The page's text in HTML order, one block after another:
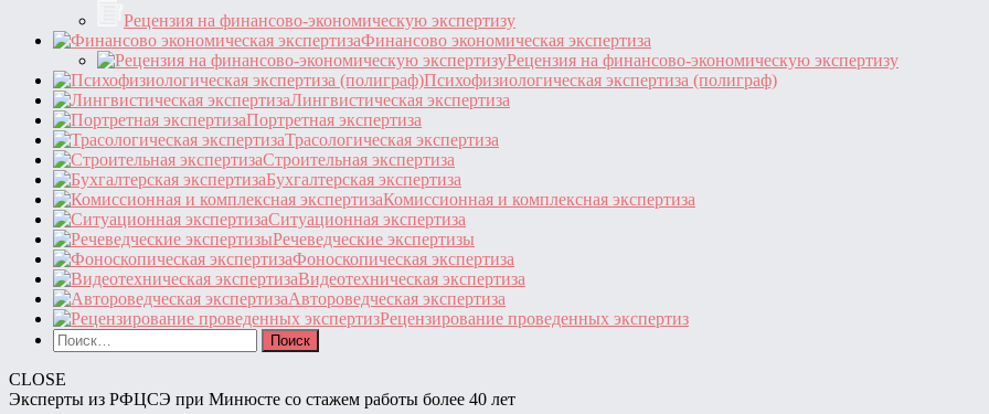
Рецензия на финансово-экономическую экспертизу
Финансово экономическая экспертиза
Рецензия на финансово-экономическую экспертизу
Психофизиологическая экспертиза (полиграф)
Лингвистическая экспертиза
Портретная экспертиза
Трасологическая экспертиза
Строительная экспертиза
Бухгалтерская экспертиза
Комиссионная и комплексная экспертиза
Ситуационная экспертиза
Речеведческие экспертизы
Фоноскопическая экспертиза
Видеотехническая экспертиза
Автороведческая экспертиза
Рецензирование проведенных экспертиз
Найти:
CLOSE
Эксперты из РФЦСЭ при Минюсте со стажем работы более 40 лет